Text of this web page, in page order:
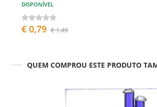
DISPONÍVEL
€ 0,79 € 1,49
QUEM COMPROU ESTE PRODUTO